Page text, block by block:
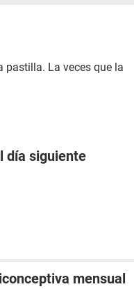
pastilla. La veces que la
día siguiente
mensual